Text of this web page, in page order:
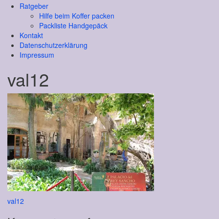
Ratgeber
Hilfe beim Koffer packen
Packliste Handgepäck
Kontakt
Datenschutzerklärung
Impressum
val12
Beitragsnavigation
val12